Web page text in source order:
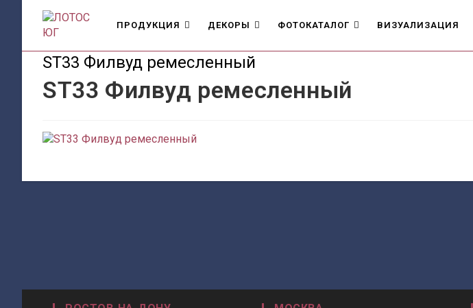
содержимому
ПРОДУКЦИЯ ДЕКОРЫ ФОТОКАТАЛОГ ВИЗУАЛИЗАЦИЯ
ST33 Филвуд ремесленный
ST33 Филвуд ремесленный